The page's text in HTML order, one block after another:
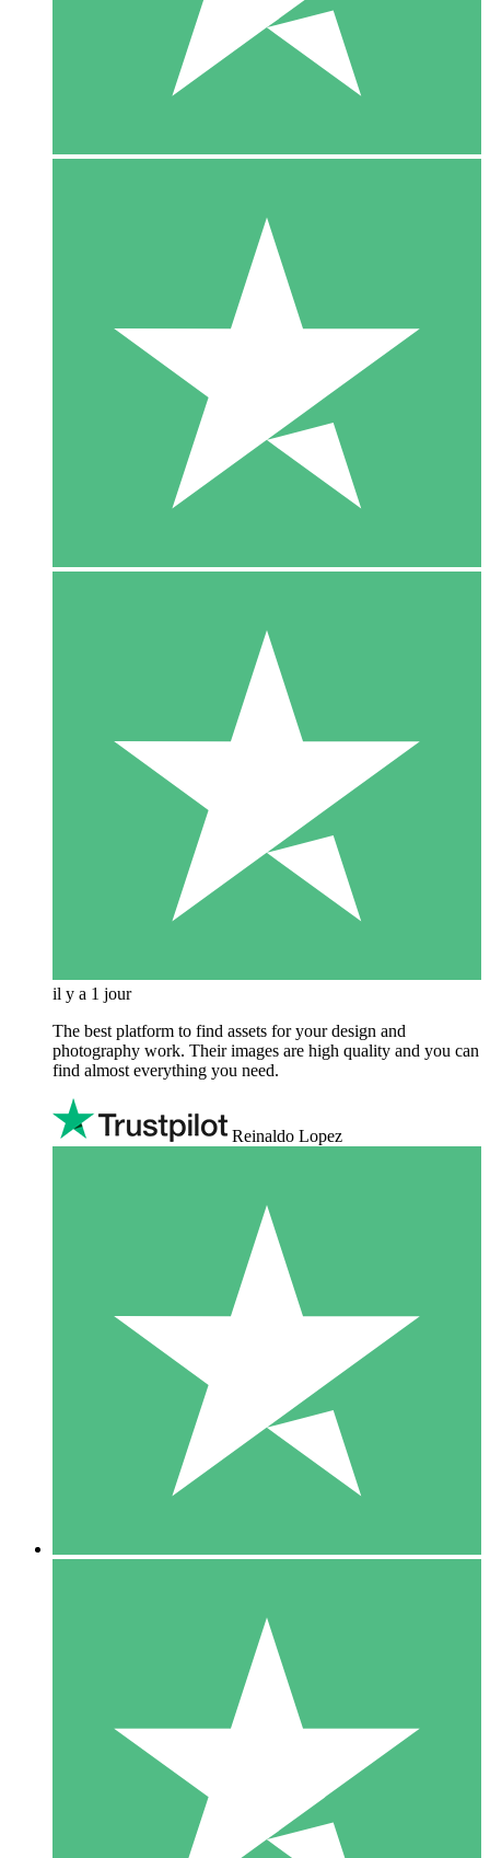
il y a 1 jour
The best platform to find assets for your design and
photography work. Their images are high quality and you can
find almost everything you need.
Reinaldo Lopez